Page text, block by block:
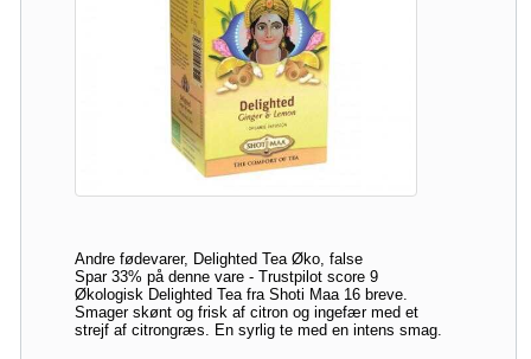
Andre fødevarer, Delighted Tea Øko, false
Spar 33% på denne vare - Trustpilot score 9
Økologisk Delighted Tea fra Shoti Maa 16 breve.
Smager skønt og frisk af citron og ingefær med et
strejf af citrongræs. En syrlig te med en intens smag.